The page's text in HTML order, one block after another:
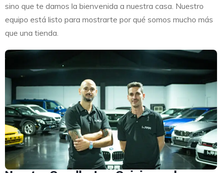
sino que te damos la bienvenida a nuestra casa. Nuestro
equipo está listo para mostrarte por qué somos mucho más
que una tienda.